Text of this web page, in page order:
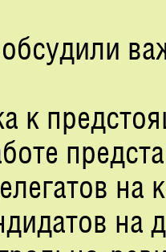
обсудили
к
на
на